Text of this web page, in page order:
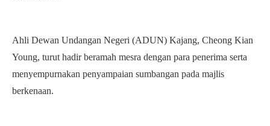
Ahli Dewan Undangan Negeri (ADUN) Kajang, Cheong Kian
Young, turut hadir beramah mesra dengan para penerima serta
menyempurnakan penyampaian sumbangan pada majlis
berkenaan.